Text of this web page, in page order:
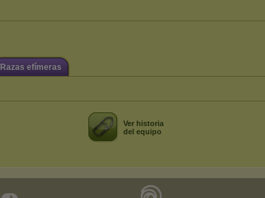
Razas efímeras
Ver historia
del equipo